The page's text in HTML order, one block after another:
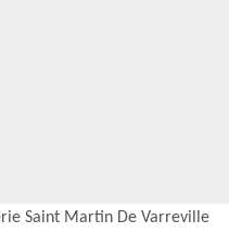
Saint Martin De Varreville